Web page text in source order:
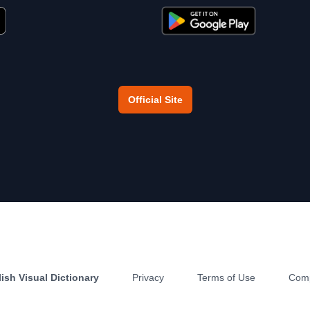
Official Site
Visual Dictionary Privacy Terms of Use